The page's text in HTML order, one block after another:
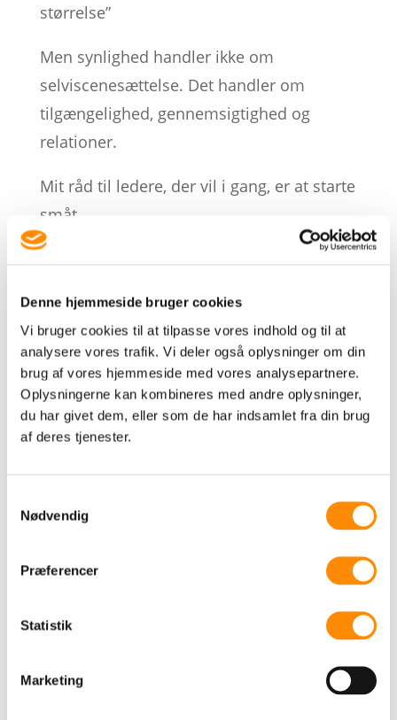
Denne hjemmeside bruger cookies
Vi bruger cookies til at tilpasse vores indhold og til at
analysere vores trafik. Vi deler også oplysninger om din
brug af vores hjemmeside med vores analysepartnere.
Oplysningerne kan kombineres med andre oplysninger,
du har givet dem, eller som de har indsamlet fra din brug
af deres tjenester.
Nødvendig
Præferencer
Statistik
Marketing
størrelse”
Men synlighed handler ikke om
selviscenesættelse. Det handler om
tilgængelighed, gennemsigtighed og
relationer.
Mit råd til ledere, der vil i gang, er at starte
småt.
Del korte refleksioner fra din hverdag som
tanke om retning og kultur. Det behøver
ikke være poleret – det skal være ægte.
Over tid bliver synlighed en naturlig del af
lederskabet og ikke en ekstra opgave.
LinkedIn er allerede en del af hverdagen
i samtalen, bliver virksomhedens stemme
For i sidste ende er det stadig mennesker,